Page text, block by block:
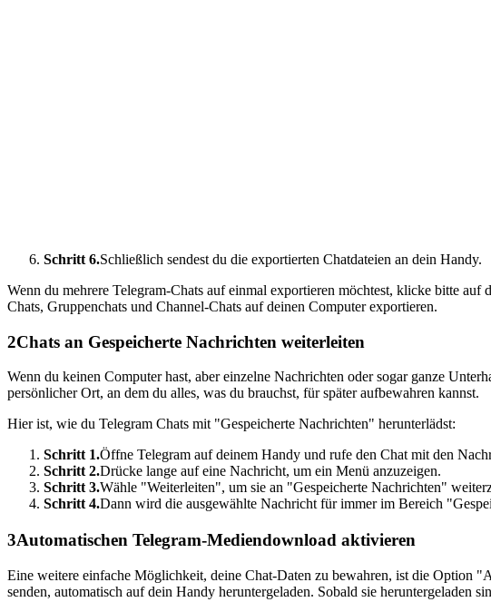
Schritt 6.Schließlich sendest du die exportierten Chatdateien an dein Handy.
Wenn du mehrere Telegram-Chats auf einmal exportieren möchtest, klicke bitte
Chats, Gruppenchats und Channel-Chats auf deinen Computer exportieren.
2Chats an Gespeicherte Nachrichten weiterleiten
Wenn du keinen Computer hast, aber einzelne Nachrichten oder sogar ganze
persönlicher Ort, an dem du alles, was du brauchst, für später aufbewahren kannst.
Hier ist, wie du Telegram Chats mit "Gespeicherte Nachrichten" herunterlädst:
Schritt 1.Öffne Telegram auf deinem Handy und rufe den Chat mit den
Schritt 2.Drücke lange auf eine Nachricht, um ein Menü anzuzeigen.
Schritt 3.Wähle "Weiterleiten", um sie an "Gespeicherte Nachrichten"
Schritt 4.Dann wird die ausgewählte Nachricht für immer im Bereich
3Automatischen Telegram-Mediendownload aktivieren
Eine weitere einfache Möglichkeit, deine Chat-Daten zu bewahren, ist die Option
senden, automatisch auf dein Handy heruntergeladen. Sobald sie heruntergeladen